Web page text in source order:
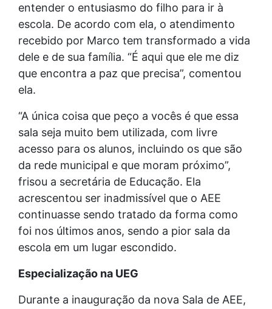
entender o entusiasmo do filho para ir à
escola. De acordo com ela, o atendimento
recebido por Marco tem transformado a vida
dele e de sua família. “É aqui que ele me diz
que encontra a paz que precisa”, comentou
ela.
“A única coisa que peço a vocês é que essa
sala seja muito bem utilizada, com livre
acesso para os alunos, incluindo os que são
da rede municipal e que moram próximo”,
frisou a secretária de Educação. Ela
acrescentou ser inadmissível que o AEE
continuasse sendo tratado da forma como
foi nos últimos anos, sendo a pior sala da
escola em um lugar escondido.
Especialização na UEG
Durante a inauguração da nova Sala de AEE,